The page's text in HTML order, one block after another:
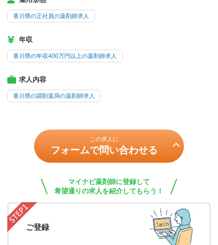
香川県の正社員の薬剤師求人
年収
香川県の年収400万円以上の薬剤師求人
求人内容
香川県の調剤薬局の薬剤師求人
この求人に
フォームで問い合わせる
マイナビ薬剤師に登録して
希望通りの求人を紹介してもらう！
ご登録